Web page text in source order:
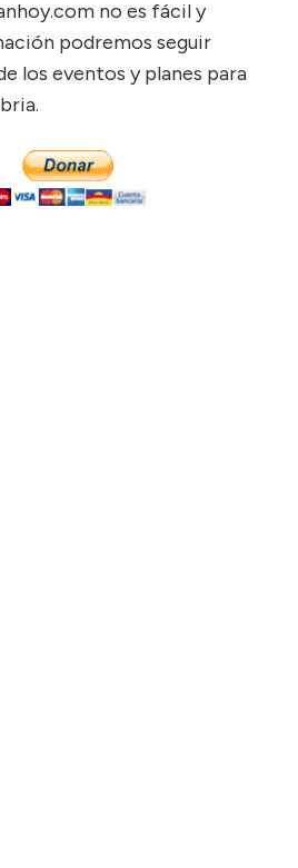
no es fácil y
podremos seguir
los eventos y planes para